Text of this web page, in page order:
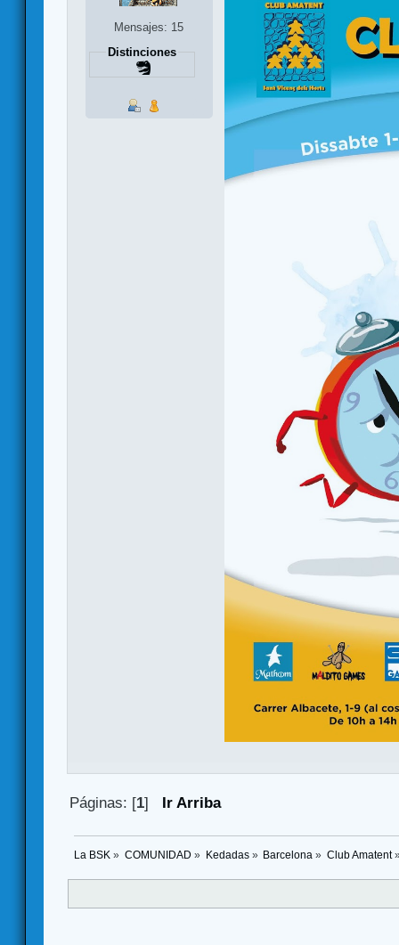
Mensajes: 15
Distinciones
Páginas: [1] Ir Arriba
La BSK » COMUNIDAD » Kedadas» Barcelona » Club Amatent